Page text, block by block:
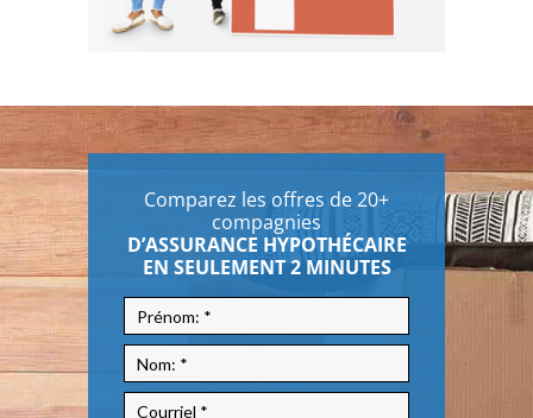
Comparez les offres de 20+
compagnies
D’ASSURANCE HYPOTHÉCAIRE
EN SEULEMENT 2 MINUTES